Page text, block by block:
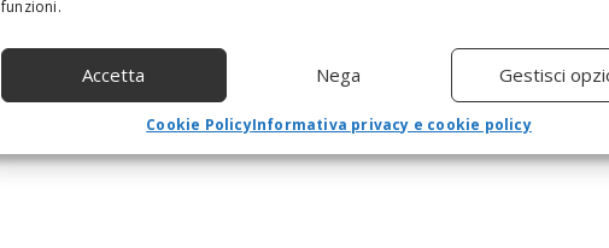
funzioni.
Accetta Nega Gestisci
Cookie PolicyInformativa privacy e cookie policy